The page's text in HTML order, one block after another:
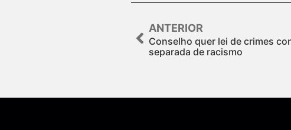
ANTERIOR
Conselho quer lei de crimes
separada de racismo